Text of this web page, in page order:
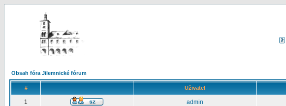
Obsah fóra Jilemnické fórum
# Uživatel
1 admin